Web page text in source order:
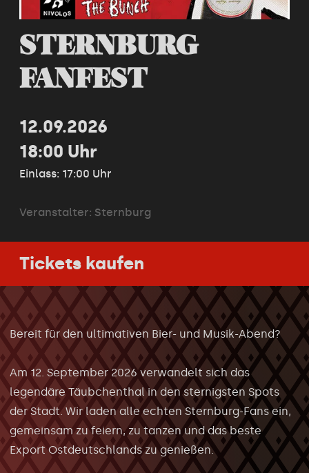
STERNBURG
FANFEST
12.09.2026
18:00 Uhr
Einlass: 17:00 Uhr
Veranstalter: Sternburg
Tickets kaufen
Bereit für den ultimativen Bier- und Musik-Abend?
Am 12. September 2026 verwandelt sich das
legendäre Täubchenthal in den sternigsten Spots
der Stadt. Wir laden alle echten Sternburg-Fans ein,
gemeinsam zu feiern, zu tanzen und das beste
Export Ostdeutschlands zu genießen.